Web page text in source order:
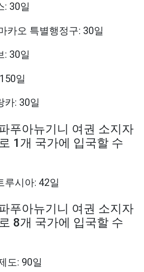
30일
오 특별행정구: 30일
30일
일
: 30일
푸아뉴기니 여권 소지자
1개 국가에 입국할 수
시아: 42일
푸아뉴기니 여권 소지자
8개 국가에 입국할 수
: 90일